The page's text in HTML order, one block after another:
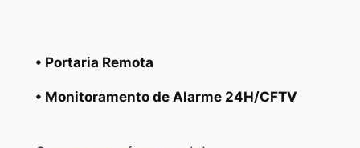
• Portaria Remota
• Monitoramento de Alarme 24H/CFTV